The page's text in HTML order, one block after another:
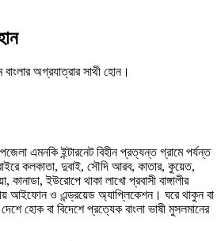
অগ্রযাত্রার সাথী হোন।
এমনকি ইন্টারনেট বিহীন প্রত্যন্ত গ্রামে পর্যন্ত
কলকাতা, দুবাই, সৌদি আরব, কাতার, কুয়েত,
কানাডা, ইউরোপে থাকা লাখো প্রবাসী বাঙ্গালীর
আইফোন ও এন্ড্রয়েড অ্যাপ্লিকেশন। ঘরে থাকুন বা
হোক বা বিদেশে প্রত্যেক বাংলা ভাষী মুসলমানের